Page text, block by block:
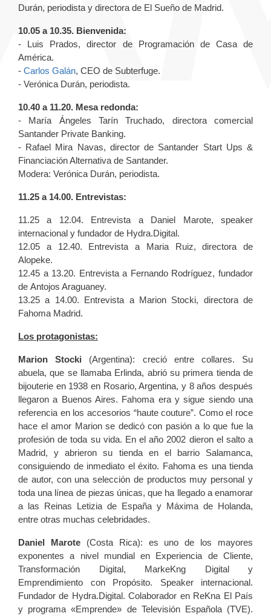
Durán, periodista y directora de El Sueño de Madrid.
10.05 a 10.35. Bienvenida:
- Luis Prados, director de Programación de Casa de
América.
- Carlos Galán, CEO de Subterfuge.
- Verónica Durán, periodista.
10.40 a 11.20. Mesa redonda:
- María Ángeles Tarín Truchado, directora comercial
Santander Private Banking.
- Rafael Mira Navas, director de Santander Start Ups &
Financiación Alternativa de Santander.
Modera: Verónica Durán, periodista.
11.25 a 14.00. Entrevistas:
11.25 a 12.04. Entrevista a Daniel Marote, speaker
internacional y fundador de Hydra.Digital.
12.05 a 12.40. Entrevista a Maria Ruiz, directora de
Alopeke.
12.45 a 13.20. Entrevista a Fernando Rodríguez, fundador
de Antojos Araguaney.
13.25 a 14.00. Entrevista a Marion Stocki, directora de
Fahoma Madrid.
Los protagonistas:
Marion Stocki (Argentina): creció entre collares. Su
abuela, que se llamaba Erlinda, abrió su primera tienda de
bijouterie en 1938 en Rosario, Argentina, y 8 años después
llegaron a Buenos Aires. Fahoma era y sigue siendo una
referencia en los accesorios “haute couture”. Como el roce
hace el amor Marion se dedicó con pasión a lo que fue la
profesión de toda su vida. En el año 2002 dieron el salto a
Madrid, y abrieron su tienda en el barrio Salamanca,
consiguiendo de inmediato el éxito. Fahoma es una tienda
de autor, con una selección de productos muy personal y
toda una línea de piezas únicas, que ha llegado a enamorar
a las Reinas Letizia de España y Máxima de Holanda,
entre otras muchas celebridades.
Daniel Marote(Costa Rica): es uno de los mayores
exponentes a nivel mundial en Experiencia de Cliente,
Transformación Digital, MarkeKng Digital y
Emprendimiento con Propósito. Speaker internacional.
Fundador de Hydra.Digital. Colaborador en ReKna El País
y programa «Emprende» de Televisión Española (TVE).